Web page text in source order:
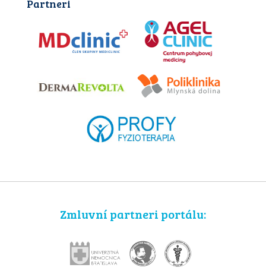
Partneri
Zmluvní partneri portálu: